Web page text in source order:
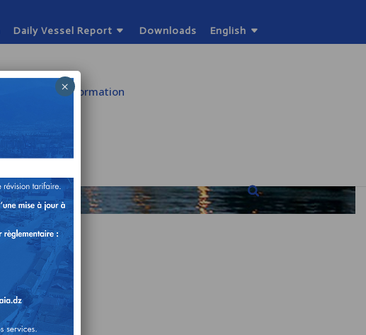
Daily Vessel Report Downloads English
Practical Information
×